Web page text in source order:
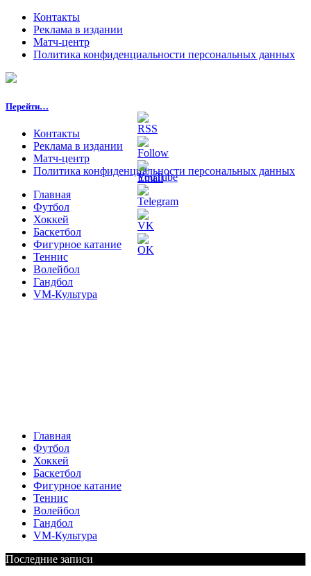
Контакты
Реклама в издании
Матч-центр
Политика конфиденциальности персональных данных
Перейти…
Контакты
Реклама в издании
Матч-центр
Политика конфиденциальности персональных данных
Главная
Футбол
Хоккей
Баскетбол
Фигурное катание
Теннис
Волейбол
Гандбол
VM-Культура
Главная
Футбол
Хоккей
Баскетбол
Фигурное катание
Теннис
Волейбол
Гандбол
VM-Культура
Последние записи